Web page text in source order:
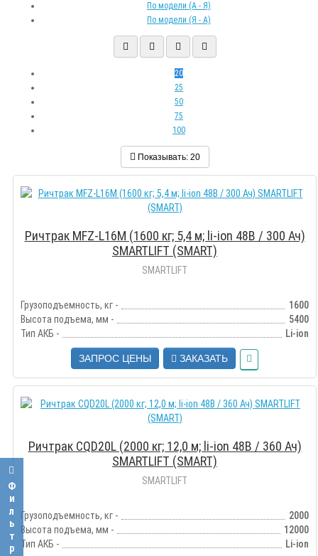
Фильтр
По модели (A - Я)
По модели (Я - A)
20
25
50
75
100
Показывать: 20
Ричтрак MFZ-L16M (1600 кг; 5,4 м; li-ion 48В / 300 Ач)
SMARTLIFT (SMART)
SMARTLIFT
Грузоподъемность, кг -
1600
Высота подъема, мм -
5400
Тип АКБ -
Li-ion
ЗАПРОС ЦЕНЫ ЗАКАЗАТЬ
Ричтрак CQD20L (2000 кг; 12,0 м; li-ion 48В / 360 Ач)
SMARTLIFT (SMART)
SMARTLIFT
Грузоподъемность, кг -
2000
Высота подъема, мм -
12000
Тип АКБ -
Li-ion